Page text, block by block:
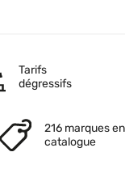
Tarifs
dégressifs
216 marques en
catalogue